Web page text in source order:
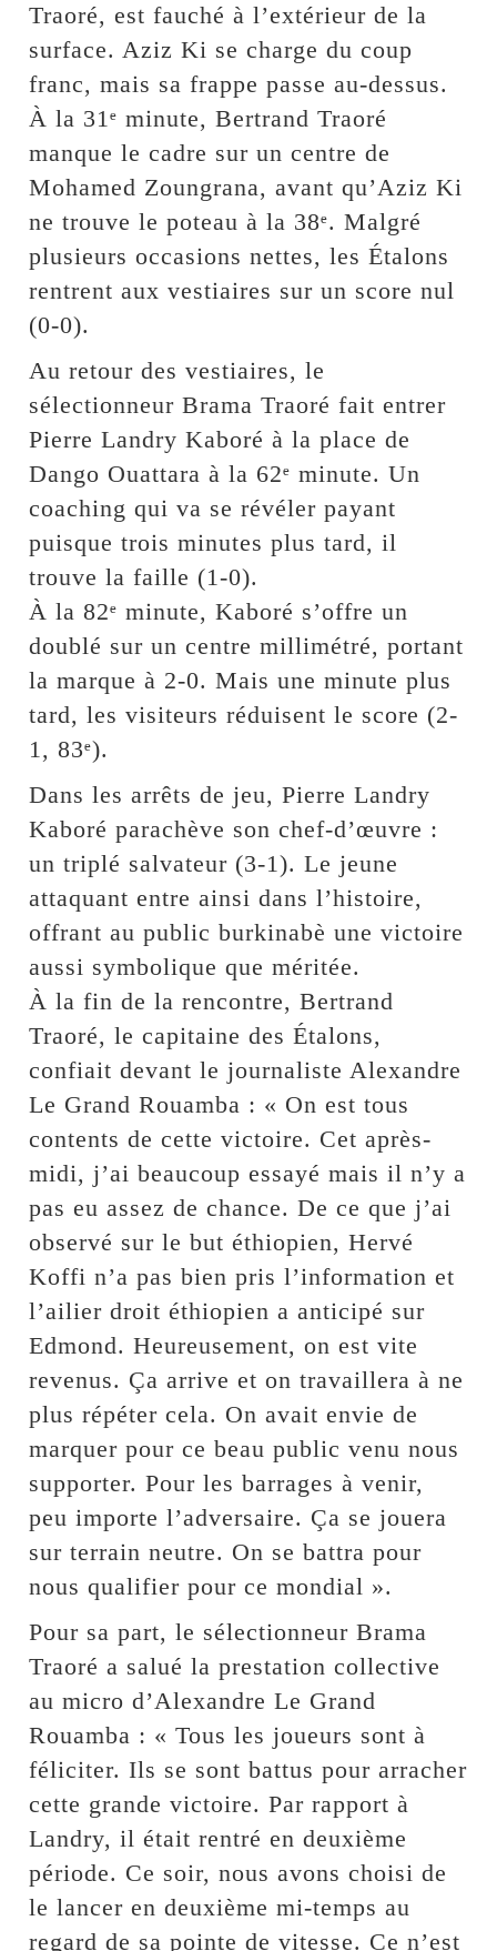
Traoré, est fauché à l’extérieur de la
surface. Aziz Ki se charge du coup
franc, mais sa frappe passe au-dessus.
À la 31ᵉ minute, Bertrand Traoré
manque le cadre sur un centre de
Mohamed Zoungrana, avant qu’Aziz Ki
ne trouve le poteau à la 38ᵉ. Malgré
plusieurs occasions nettes, les Étalons
rentrent aux vestiaires sur un score nul
(0-0).
Au retour des vestiaires, le
sélectionneur Brama Traoré fait entrer
Pierre Landry Kaboré à la place de
Dango Ouattara à la 62ᵉ minute. Un
coaching qui va se révéler payant
puisque trois minutes plus tard, il
trouve la faille (1-0).
À la 82ᵉ minute, Kaboré s’offre un
doublé sur un centre millimétré, portant
la marque à 2-0. Mais une minute plus
tard, les visiteurs réduisent le score (2-
1, 83ᵉ).
Dans les arrêts de jeu, Pierre Landry
Kaboré parachève son chef-d’œuvre :
un triplé salvateur (3-1). Le jeune
attaquant entre ainsi dans l’histoire,
offrant au public burkinabè une victoire
aussi symbolique que méritée.
À la fin de la rencontre, Bertrand
Traoré, le capitaine des Étalons,
confiait devant le journaliste Alexandre
Le Grand Rouamba : « On est tous
contents de cette victoire. Cet après-
midi, j’ai beaucoup essayé mais il n’y a
pas eu assez de chance. De ce que j’ai
observé sur le but éthiopien, Hervé
Koffi n’a pas bien pris l’information et
l’ailier droit éthiopien a anticipé sur
Edmond. Heureusement, on est vite
revenus. Ça arrive et on travaillera à ne
plus répéter cela. On avait envie de
marquer pour ce beau public venu nous
supporter. Pour les barrages à venir,
peu importe l’adversaire. Ça se jouera
sur terrain neutre. On se battra pour
nous qualifier pour ce mondial ».
Pour sa part, le sélectionneur Brama
Traoré a salué la prestation collective
au micro d’Alexandre Le Grand
Rouamba : « Tous les joueurs sont à
féliciter. Ils se sont battus pour arracher
cette grande victoire. Par rapport à
Landry, il était rentré en deuxième
période. Ce soir, nous avons choisi de
le lancer en deuxième mi-temps au
regard de sa pointe de vitesse. Ce n’est